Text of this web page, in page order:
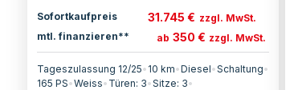
Sofortkaufpreis 31.745 € zzgl. MwSt.
mtl. finanzieren**
ab 350 € zzgl. MwSt.
Tageszulassung 12/25• 10 km•Diesel•Schaltung•
165 PS•Weiss• Türen: 3•Sitze: 3•